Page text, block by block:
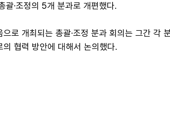
괄·조정의 5개 분과로 개편했다.
으로 개최되는 총괄·조정 분과 회의는 그간 각
의 협력 방안에 대해서 논의했다.